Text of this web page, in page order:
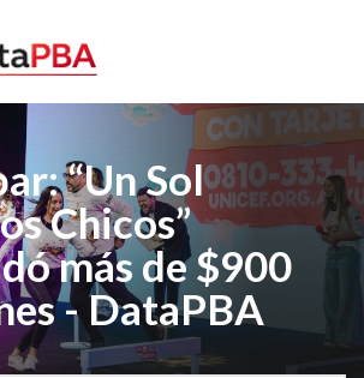
“Un Sol
Chicos”
más de $900
- DataPBA